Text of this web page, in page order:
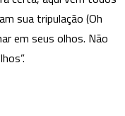
sua tripulação (Oh
em seus olhos. Não